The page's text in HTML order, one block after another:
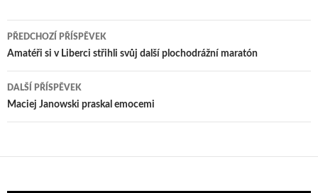
Navigace
pro
příspěvek
PŘEDCHOZÍ PŘÍSPĚVEK
Amatéři si v Liberci střihli svůj další plochodrážní maratón
DALŠÍ PŘÍSPĚVEK
Maciej Janowski praskal emocemi